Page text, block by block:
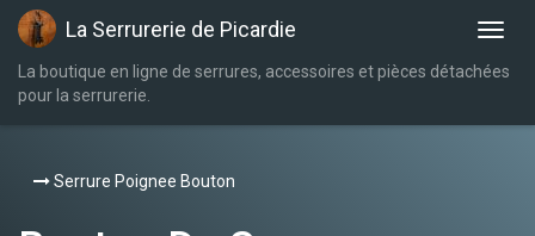
La Serrurerie de Picardie
La boutique en ligne de serrures, accessoires et pièces détachées
pour la serrurerie.
Serrure Poignee Bouton